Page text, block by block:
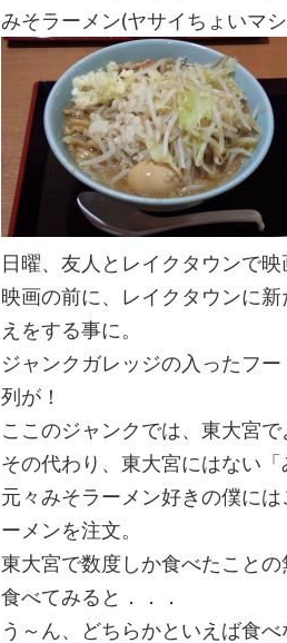
みそラーメン(ヤサイちょいマ
日曜、友人とレイクタウンで映
映画の前に、レイクタウンに
えをする事に。
ジャンクガレッジの入ったフ
列が！
ここのジャンクでは、東大宮
その代わり、東大宮にはない「
元々みそラーメン好きの僕に
ーメンを注文。
東大宮で数度しか食べたこと
食べてみると．．．
う～ん、どちらかといえば食